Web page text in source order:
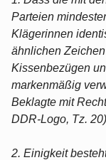
Parteien
Klägerinnen
ähnlichen
Kissenbezügen
markenmäßig
Beklagte mit
DDR-Logo, Tz.
2. Einigkeit